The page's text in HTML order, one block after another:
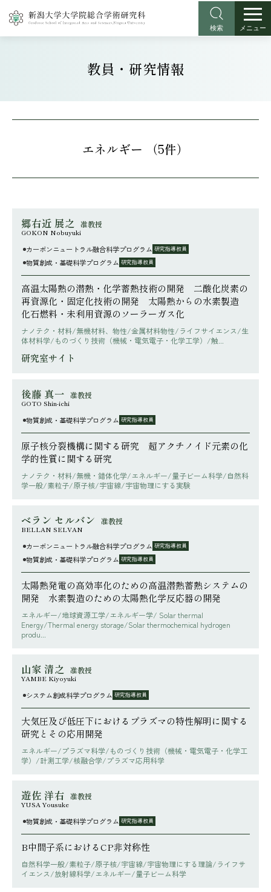
検索 メニュー
教員・研究情報
エネルギー （5件）
郷右近 展之 准教授
GOKON Nobuyuki
カーボンニュートラル融合科学プログラム 研究指導教員
物質創成・基礎科学プログラム 研究指導教員
高温太陽熱の潜熱・化学蓄熱技術の開発 二酸化炭素の
再資源化・固定化技術の開発 太陽熱からの水素製造
化石燃料・未利用資源のソーラーガス化
ナノテク・材料/無機材料、物性/金属材料物性/ライフサイエンス/生
体材料学/ものづくり技術（機械・電気電子・化学工学）/触...
研究室サイト
後藤 真一 准教授
GOTO Shin-ichi
物質創成・基礎科学プログラム 研究指導教員
原子核分裂機構に関する研究 超アクチノイド元素の化
学的性質に関する研究
ナノテク・材料/無機・錯体化学/エネルギー/量子ビーム科学/自然科
学一般/素粒子/原子核/宇宙線/宇宙物理にする実験
ベラン セルバン 准教授
BELLAN SELVAN
カーボンニュートラル融合科学プログラム 研究指導教員
物質創成・基礎科学プログラム 研究指導教員
太陽熱発電の高効率化のための高温潜熱蓄熱システムの
開発 水素製造のための太陽熱化学反応器の開発
エネルギー/地球資源工学/エネルギー学/ Solar thermal
Energy/Thermal energy storage/Solar thermochemical hydrogen
produ...
山家 清之 准教授
YAMBE Kiyoyuki
システム創成科学プログラム 研究指導教員
大気圧及び低圧下におけるプラズマの特性解明に関する
研究とその応用開発
エネルギー/プラズマ科学/ものづくり技術（機械・電気電子・化学工
学）/計測工学/核融合学/プラズマ応用科学
遊佐 洋右 准教授
YUSA Yousuke
物質創成・基礎科学プログラム 研究指導教員
B中間子系におけるCP非対称性
自然科学一般/素粒子/原子核/宇宙線/宇宙物理にする理論/ライフサ
イエンス/放射線科学/エネルギー/量子ビーム科学